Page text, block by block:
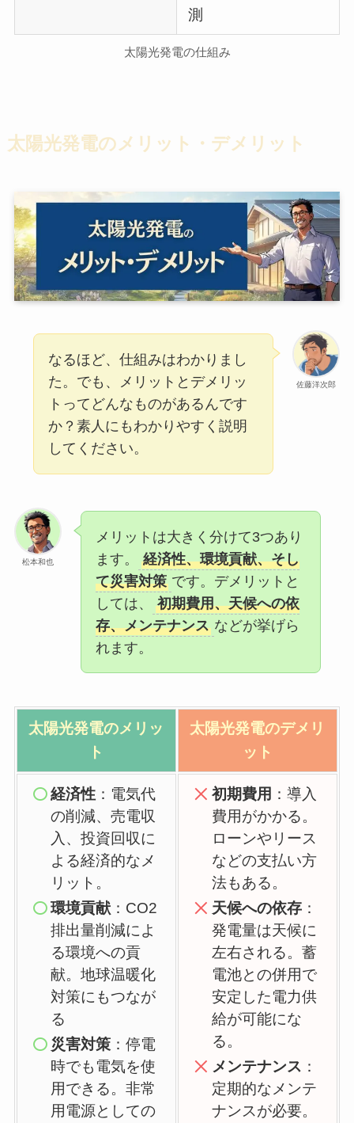
測
太陽光発電の仕組み
太陽光発電のメリット・デメリット
佐藤洋次郎
なるほど、仕組みはわかりまし
た。でも、メリットとデメリッ
トってどんなものがあるんです
か？素人にもわかりやすく説明
してください。
松本和也
メリットは大きく分けて3つあり
ます。
経済性、環境貢献、そし
て災害対策 です。デメリットと
しては、
初期費用、天候への依
存、メンテナンス などが挙げら
れます。
太陽光発電のメリッ
ト
太陽光発電のデメリ
ット
経済性 ：電気代
の削減、売電収
入、投資回収に
よる経済的なメ
リット。
環境貢献 ：CO2
排出量削減によ
る環境への貢
献。地球温暖化
対策にもつなが
る
災害対策 ：停電
時でも電気を使
用できる。非常
用電源としての
初期費用 ：導入
費用がかかる。
ローンやリース
などの支払い方
法もある。
天候への依存 ：
発電量は天候に
左右される。蓄
電池との併用で
安定した電力供
給が可能にな
る。
メンテナンス ：
定期的なメンテ
ナンスが必要。